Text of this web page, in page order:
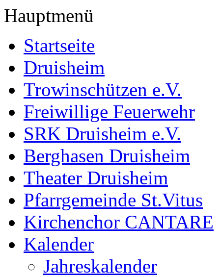
Hauptmenü
Startseite
Druisheim
Trowinschützen e.V.
Freiwillige Feuerwehr
SRK Druisheim e.V.
Berghasen Druisheim
Theater Druisheim
Pfarrgemeinde St.Vitus
Kirchenchor CANTARE
Kalender
Jahreskalender